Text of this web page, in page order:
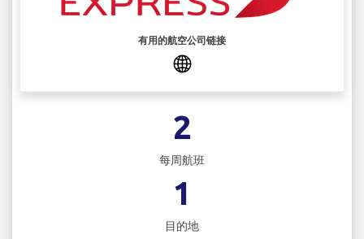
有用的航空公司链接
2
每周航班
1
目的地